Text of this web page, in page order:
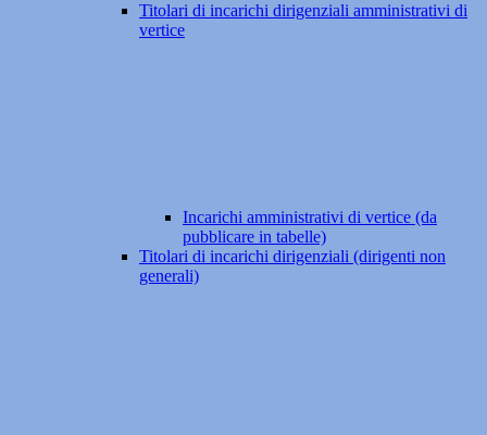
Titolari di incarichi dirigenziali amministrativi di
vertice
Incarichi amministrativi di vertice (da
pubblicare in tabelle)
Titolari di incarichi dirigenziali (dirigenti non
generali)